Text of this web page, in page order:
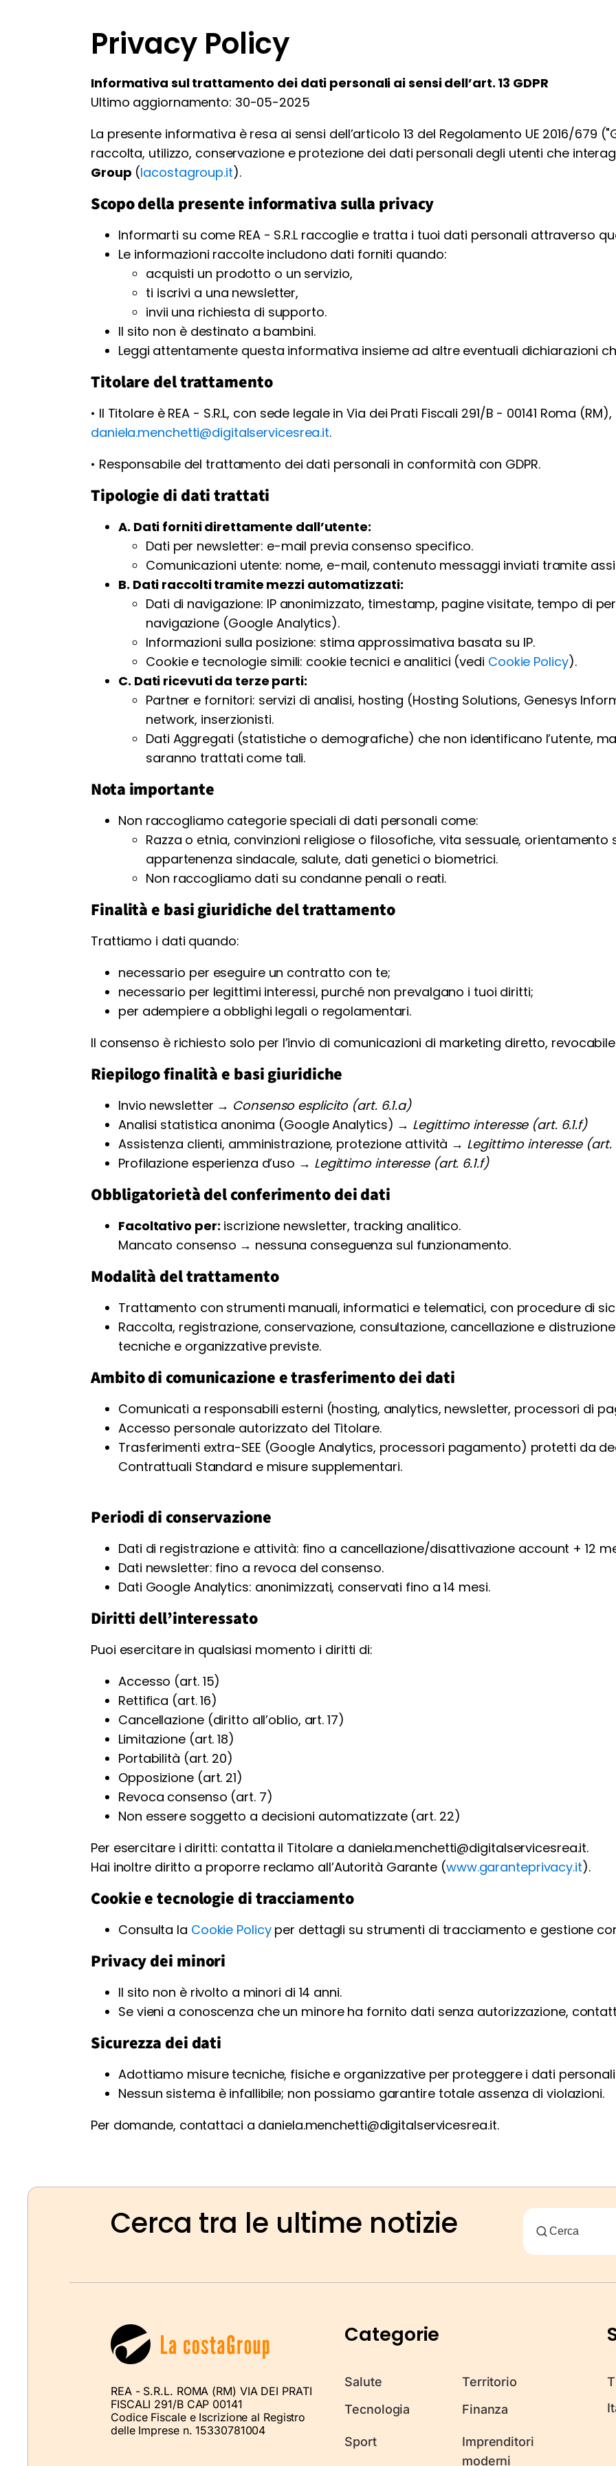
Privacy Policy
Informativa sul trattamento dei dati personali ai sensi dell’art. 13 GDPR
Ultimo aggiornamento: 30-05-2025
La presente informativa è resa ai sensi dell’articolo 13 del Regolamento UE 2016/679
raccolta, utilizzo, conservazione e protezione dei dati personali degli utenti che
Group (lacostagroup.it).
Scopo della presente informativa sulla privacy
Informarti su come REA - S.R.L raccoglie e tratta i tuoi dati personali attraverso
Le informazioni raccolte includono dati forniti quando:
acquisti un prodotto o un servizio,
ti iscrivi a una newsletter,
invii una richiesta di supporto.
Il sito non è destinato a bambini.
Leggi attentamente questa informativa insieme ad altre eventuali dichiarazioni
Titolare del trattamento
• Il Titolare è REA - S.R.L, con sede legale in Via dei Prati Fiscali 291/B - 00141 Roma
daniela.menchetti@digitalservicesrea.it.
• Responsabile del trattamento dei dati personali in conformità con GDPR.
Tipologie di dati trattati
A. Dati forniti direttamente dall’utente:
Dati per newsletter: e-mail previa consenso specifico.
Comunicazioni utente: nome, e-mail, contenuto messaggi inviati tramite
B. Dati raccolti tramite mezzi automatizzati:
Dati di navigazione: IP anonimizzato, timestamp, pagine visitate, tempo di
navigazione (Google Analytics).
Informazioni sulla posizione: stima approssimativa basata su IP.
Cookie e tecnologie simili: cookie tecnici e analitici (vedi Cookie Policy).
C. Dati ricevuti da terze parti:
Partner e fornitori: servizi di analisi, hosting (Hosting Solutions, Genesys
network, inserzionisti.
Dati Aggregati (statistiche o demografiche) che non identificano l’utente,
saranno trattati come tali.
Nota importante
Non raccogliamo categorie speciali di dati personali come:
Razza o etnia, convinzioni religiose o filosofiche, vita sessuale, orientamento
appartenenza sindacale, salute, dati genetici o biometrici.
Non raccogliamo dati su condanne penali o reati.
Finalità e basi giuridiche del trattamento
Trattiamo i dati quando:
necessario per eseguire un contratto con te;
necessario per legittimi interessi, purché non prevalgano i tuoi diritti;
per adempiere a obblighi legali o regolamentari.
Il consenso è richiesto solo per l’invio di comunicazioni di marketing diretto,
Riepilogo finalità e basi giuridiche
Invio newsletter → Consenso esplicito (art. 6.1.a)
Analisi statistica anonima (Google Analytics) → Legittimo interesse (art. 6.1.f)
Assistenza clienti, amministrazione, protezione attività → Legittimo interesse
Profilazione esperienza d’uso → Legittimo interesse (art. 6.1.f)
Obbligatorietà del conferimento dei dati
Facoltativo per: iscrizione newsletter, tracking analitico.
Mancato consenso → nessuna conseguenza sul funzionamento.
Modalità del trattamento
Trattamento con strumenti manuali, informatici e telematici, con procedure di
Raccolta, registrazione, conservazione, consultazione, cancellazione e
tecniche e organizzative previste.
Ambito di comunicazione e trasferimento dei dati
Comunicati a responsabili esterni (hosting, analytics, newsletter, processori di
Accesso personale autorizzato del Titolare.
Trasferimenti extra-SEE (Google Analytics, processori pagamento) protetti da
Contrattuali Standard e misure supplementari.
Periodi di conservazione
Dati di registrazione e attività: fino a cancellazione/disattivazione account + 12
Dati newsletter: fino a revoca del consenso.
Dati Google Analytics: anonimizzati, conservati fino a 14 mesi.
Diritti dell’interessato
Puoi esercitare in qualsiasi momento i diritti di:
Accesso (art. 15)
Rettifica (art. 16)
Cancellazione (diritto all’oblio, art. 17)
Limitazione (art. 18)
Portabilità (art. 20)
Opposizione (art. 21)
Revoca consenso (art. 7)
Non essere soggetto a decisioni automatizzate (art. 22)
Per esercitare i diritti: contatta il Titolare a daniela.menchetti@digitalservicesrea.it.
Hai inoltre diritto a proporre reclamo all’Autorità Garante (www.garanteprivacy.it).
Cookie e tecnologie di tracciamento
Consulta la Cookie Policyper dettagli su strumenti di tracciamento e gestione
Privacy dei minori
Il sito non è rivolto a minori di 14 anni.
Se vieni a conoscenza che un minore ha fornito dati senza autorizzazione,
Sicurezza dei dati
Adottiamo misure tecniche, fisiche e organizzative per proteggere i dati
Nessun sistema è infallibile; non possiamo garantire totale assenza di violazioni.
Per domande, contattaci a daniela.menchetti@digitalservicesrea.it.
Cerca tra le ultime notizie
REA - S.R.L. ROMA (RM) VIA DEI PRATI
FISCALI 291/B CAP 00141
Codice Fiscale e Iscrizione al Registro
delle Imprese n. 15330781004
Categorie
Salute
Tecnologia
Sport
Territorio
Finanza
Imprenditori
moderni